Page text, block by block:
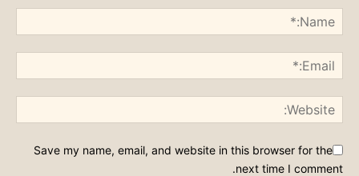
Save my name, email, and website in this browser for the
next time I comment.